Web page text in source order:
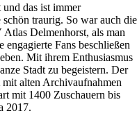
das ist immer
traurig. So war auch die
Delmenhorst, als man
Fans beschließen
Mit ihrem Enthusiasmus
Stadt zu begeistern. Der
alten Archivaufnahmen
mit 1400 Zuschauern bis
2017.